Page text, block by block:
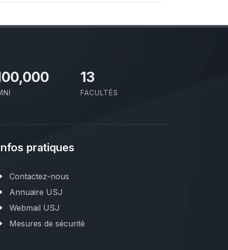
13
FACULTÉS
pratiques
Contactez-nous
Annuaire USJ
Webmail USJ
Mesures de sécurité